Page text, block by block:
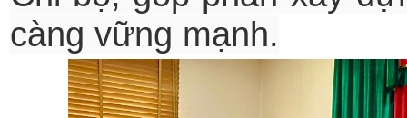
càng vững mạnh.